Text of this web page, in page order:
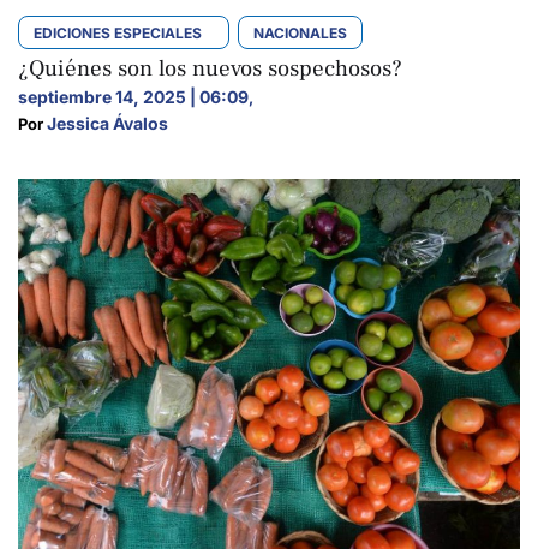
EDICIONES ESPECIALES NACIONALES
¿Quiénes son los nuevos sospechosos?
septiembre 14, 2025 | 06:09,
Por Jessica Ávalos